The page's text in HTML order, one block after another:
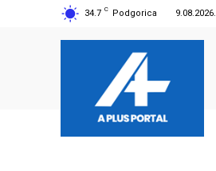
34.7 C Podgorica 9.08.2026.